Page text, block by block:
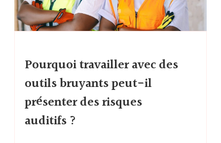
Pourquoi travailler avec des
outils bruyants peut-il
présenter des risques
auditifs ?